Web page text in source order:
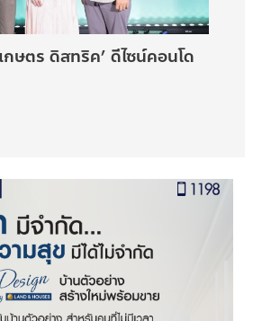
กษตร ดิสทริค’ ดีไซน์คอนโด